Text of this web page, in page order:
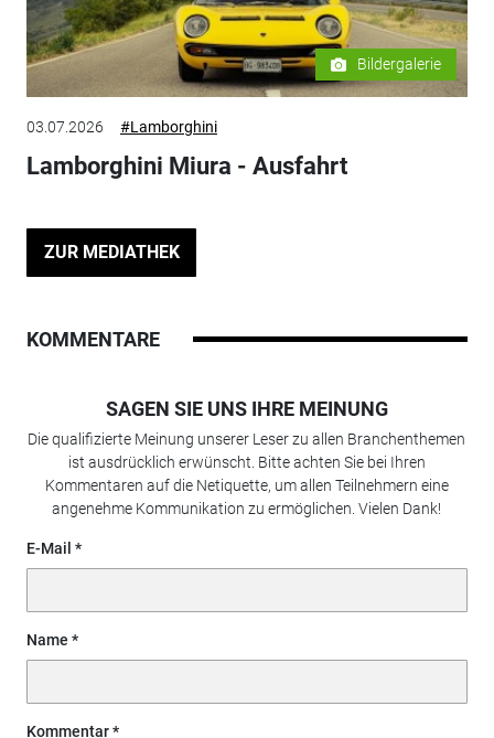
Bildergalerie
03.07.2026 #Lamborghini
Lamborghini Miura - Ausfahrt
ZUR MEDIATHEK
KOMMENTARE
SAGEN SIE UNS IHRE MEINUNG
Die qualifizierte Meinung unserer Leser zu allen Branchenthemen
ist ausdrücklich erwünscht. Bitte achten Sie bei Ihren
Kommentaren auf die Netiquette, um allen Teilnehmern eine
angenehme Kommunikation zu ermöglichen. Vielen Dank!
E-Mail
Name
Kommentar